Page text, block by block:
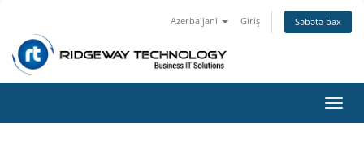
Azerbaijani Giriş Səbətə bax
keçid